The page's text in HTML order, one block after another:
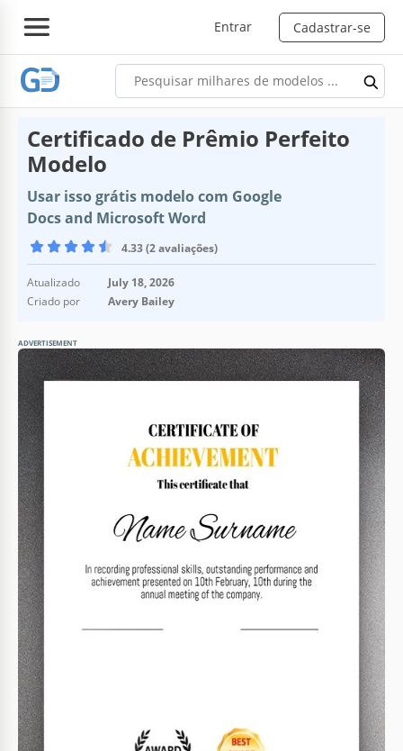
Entrar Cadastrar-se
Certificado de Prêmio Perfeito
Modelo
Usar isso grátis modelo com Google
Docs and Microsoft Word
4.33 (2 avaliações)
Atualizado
July 18, 2026
Criado por
Avery Bailey
ADVERTISEMENT